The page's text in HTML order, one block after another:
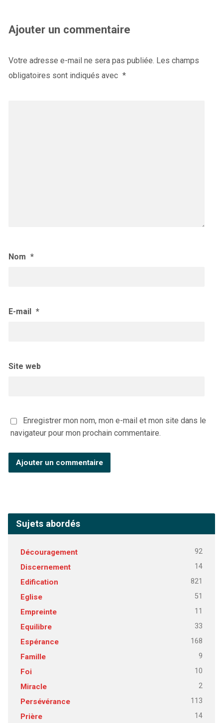
Ajouter un commentaire
Votre adresse e-mail ne sera pas publiée. Les champs
obligatoires sont indiqués avec *
Nom *
E-mail *
Site web
Enregistrer mon nom, mon e-mail et mon site dans le
navigateur pour mon prochain commentaire.
Sujets abordés
Découragement 92
Discernement 14
Edification 821
Eglise 51
Empreinte 11
Equilibre 33
Espérance 168
Famille 9
Foi 10
Miracle 2
Persévérance 113
Prière 14